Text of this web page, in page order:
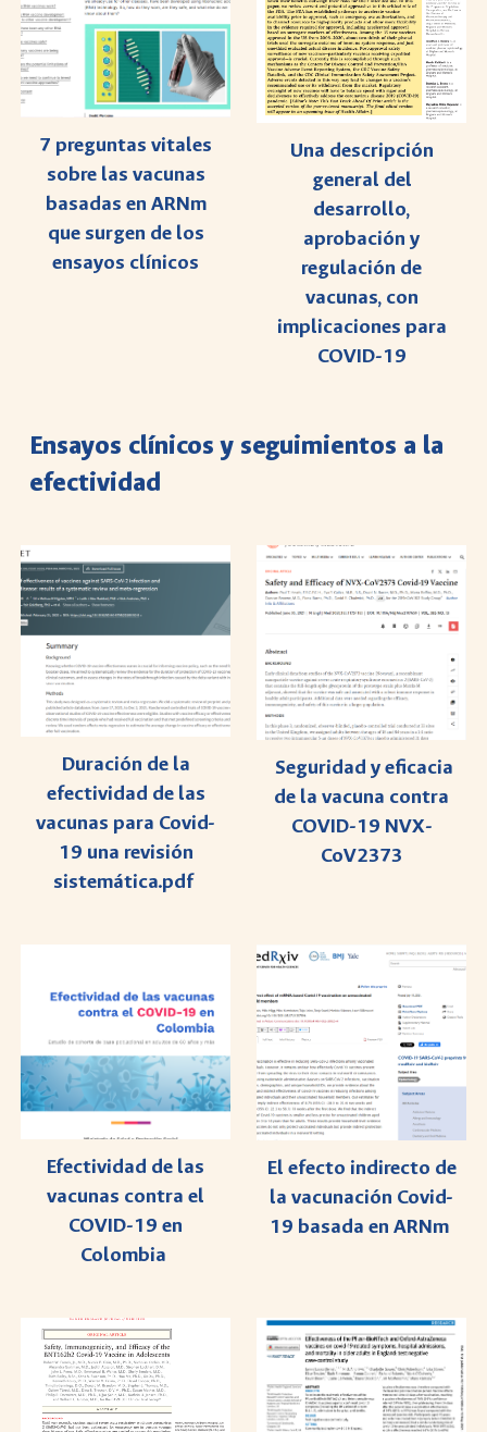
7 preguntas vitales
sobre las vacunas
basadas en ARNm
que surgen de los
ensayos clínicos
Una descripción
general del
desarrollo,
aprobación y
regulación de
vacunas, con
implicaciones para
COVID-19
Ensayos clínicos y seguimientos a la
efectividad
Duración de la
efectividad de las
vacunas para Covid-
19 una revisión
sistemática.pdf
Seguridad y eficacia
de la vacuna contra
COVID-19 NVX-
CoV2373
Efectividad de las
vacunas contra el
COVID-19 en
Colombia
El efecto indirecto de
la vacunación Covid-
19 basada en ARNm